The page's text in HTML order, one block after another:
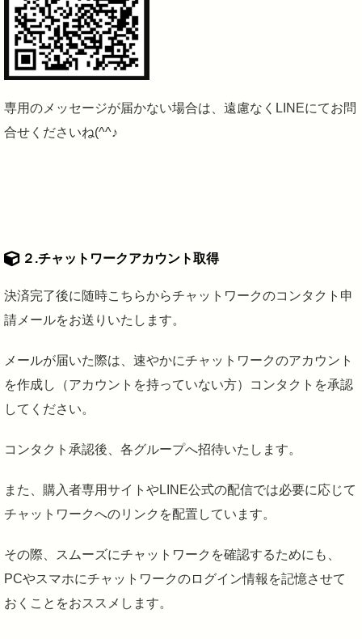
専用のメッセージが届かない場合は、遠慮なくLINEにてお問
合せくださいね(^^♪
２.チャットワークアカウント取得
決済完了後に随時こちらからチャットワークのコンタクト申
請メールをお送りいたします。
メールが届いた際は、速やかにチャットワークのアカウント
を作成し（アカウントを持っていない方）コンタクトを承認
してください。
コンタクト承認後、各グループへ招待いたします。
また、購入者専用サイトやLINE公式の配信では必要に応じて
チャットワークへのリンクを配置しています。
その際、スムーズにチャットワークを確認するためにも、
PCやスマホにチャットワークのログイン情報を記憶させて
おくことをおススメします。